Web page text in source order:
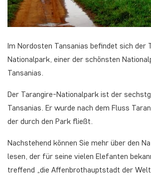
Im Nordosten Tansanias befindet sich der
Nationalpark, einer der schönsten
Tansanias.
Der Tarangire-Nationalpark ist der
Tansanias. Er wurde nach dem Fluss
der durch den Park fließt.
Nachstehend können Sie mehr über den
lesen, der für seine vielen Elefanten
treffend „die Affenbrothauptstadt der